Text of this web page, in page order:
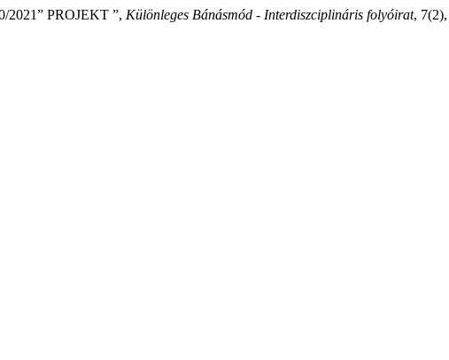
PROJEKT ”, Különleges Bánásmód - Interdiszciplináris folyóirat,